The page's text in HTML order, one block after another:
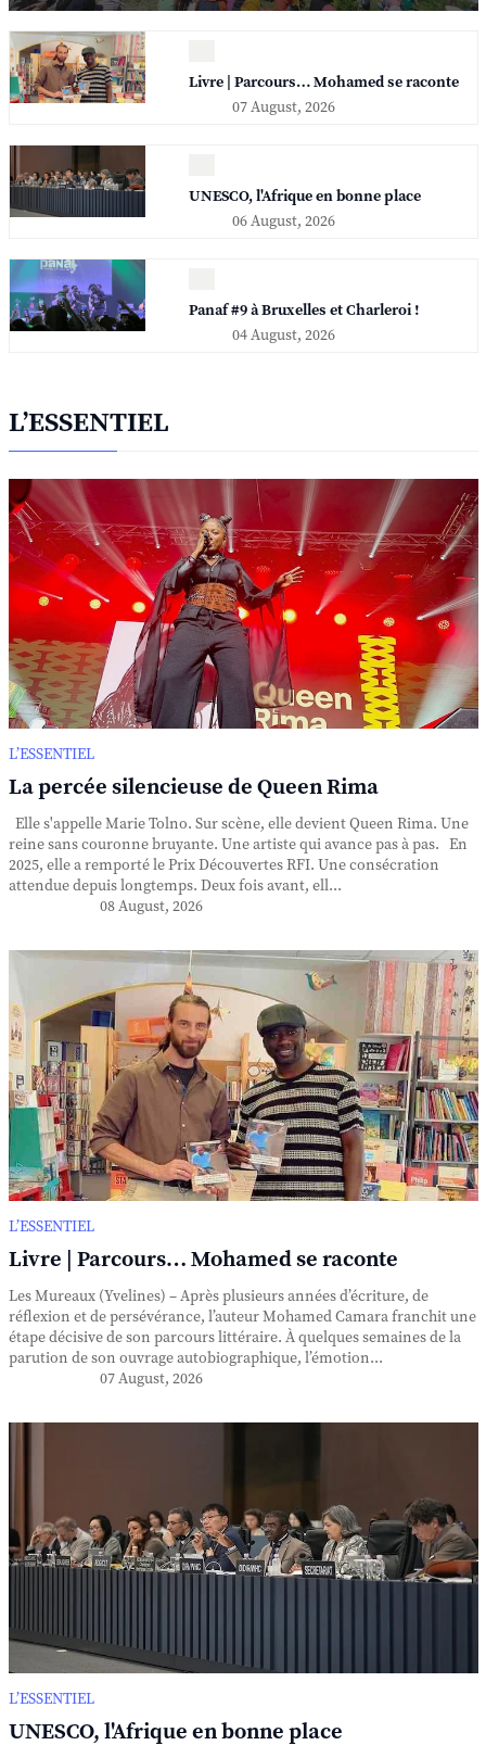
Livre | Parcours… Mohamed se raconte
07 August, 2026
UNESCO, l'Afrique en bonne place
06 August, 2026
Panaf #9 à Bruxelles et Charleroi !
04 August, 2026
L’ESSENTIEL
L’ESSENTIEL
La percée silencieuse de Queen Rima
Elle s'appelle Marie Tolno. Sur scène, elle devient Queen Rima. Une
reine sans couronne bruyante. Une artiste qui avance pas à pas. En
2025, elle a remporté le Prix Découvertes RFI. Une consécration
attendue depuis longtemps. Deux fois avant, ell...
08 August, 2026
L’ESSENTIEL
Livre | Parcours… Mohamed se raconte
Les Mureaux (Yvelines) – Après plusieurs années d’écriture, de
réflexion et de persévérance, l’auteur Mohamed Camara franchit une
étape décisive de son parcours littéraire. À quelques semaines de la
parution de son ouvrage autobiographique, l’émotion...
07 August, 2026
L’ESSENTIEL
UNESCO, l'Afrique en bonne place